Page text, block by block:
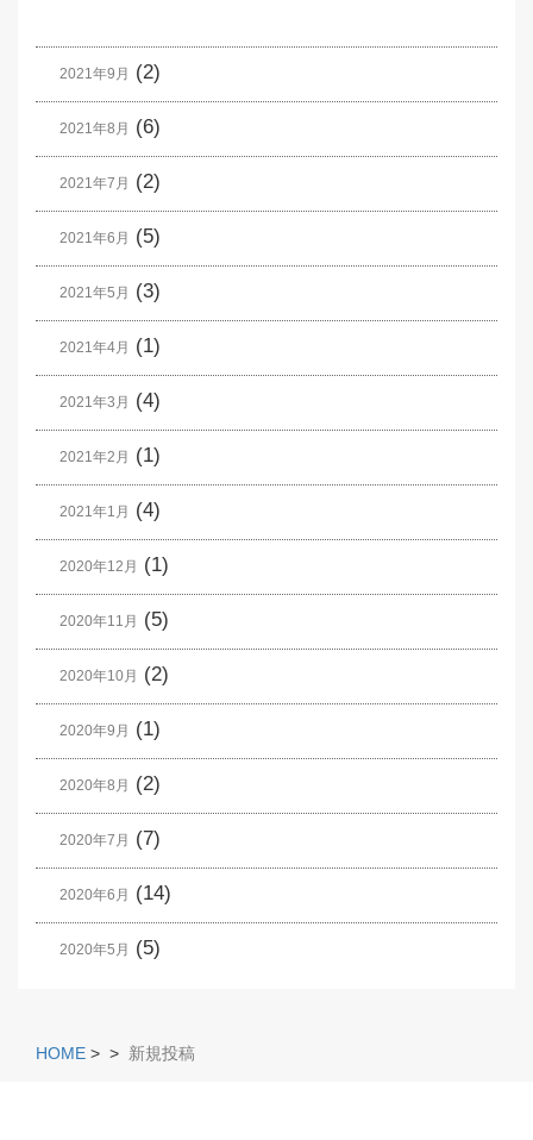
2021年9月 (2)
2021年8月 (6)
2021年7月 (2)
2021年6月 (5)
2021年5月 (3)
2021年4月 (1)
2021年3月 (4)
2021年2月 (1)
2021年1月 (4)
2020年12月 (1)
2020年11月 (5)
2020年10月 (2)
2020年9月 (1)
2020年8月 (2)
2020年7月 (7)
2020年6月 (14)
2020年5月 (5)
HOME > > 新規投稿